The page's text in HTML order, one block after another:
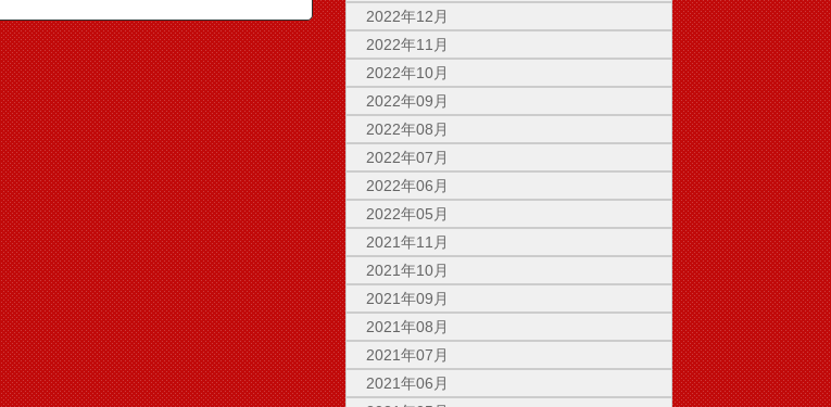
2022年12月
2022年11月
2022年10月
2022年09月
2022年08月
2022年07月
2022年06月
2022年05月
2021年11月
2021年10月
2021年09月
2021年08月
2021年07月
2021年06月